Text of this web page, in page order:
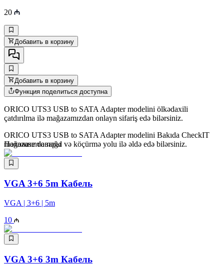
20
Добавить в корзину
Добавить в корзину
Функция поделиться доступна
ORICO UTS3 USB to SATA Adapter modelini ölkədaxili
çatdırılma ilə mağazamızdan onlayn sifariş edə bilərsiniz.
ORICO UTS3 USB to SATA Adapter modelini Bakıda CheckIT
mağazasında nəğd və köçürmə yolu ilə əldə edə bilərsiniz.
Похожие товары
VGA 3+6 5m Кабель
VGA | 3+6 | 5m
10
VGA 3+6 3m Кабель